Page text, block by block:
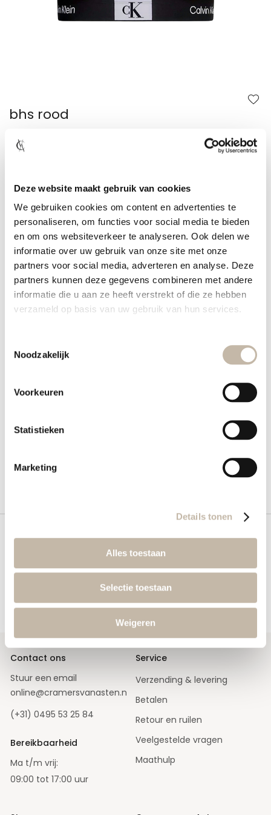
Deze website maakt gebruik van cookies
We gebruiken cookies om content en advertenties te
personaliseren, om functies voor social media te bieden
en om ons websiteverkeer te analyseren. Ook delen we
informatie over uw gebruik van onze site met onze
partners voor social media, adverteren en analyse. Deze
partners kunnen deze gegevens combineren met andere
informatie die u aan ze heeft verstrekt of die ze hebben
verzameld op basis van uw gebruik van hun services.
Noodzakelijk
Voorkeuren
Statistieken
Marketing
Details tonen
Alles toestaan
Selectie toestaan
Weigeren
bhs rood
Gratis loyaltypoints
Vandaag besteld, binnen 1-2 werkdagen verzonden!
Niet goed? Geld terug! 30 dagen bedenktijd
Achteraf betalen met Klarna
Details
begin
van
gallerij
Meld je aan voor onze nieuwsbrief
Ontvang de nieuwste releases, de laatste mode en sale acties
in je mailbox.
A
b
e
e
r
o
p
o
z
e
e
w
s
b
r
Aanmelden
Contact ons
Stuur een email
online@cramersvanasten.nl
(+31) 0495 53 25 84
Bereikbaarheid
Ma t/m vrij:
09:00 tot 17:00 uur
Service
Verzending & levering
Betalen
Retour en ruilen
Veelgestelde vragen
Maathulp